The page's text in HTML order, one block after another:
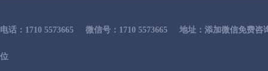
电话：1710 5573665 微信号：1710 5573665 地址：添加微信免费咨
位